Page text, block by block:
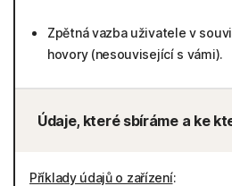
Zpětná vazba uživatele v
hovory (nesouvisející s vámi).
Údaje, které sbíráme a ke
Příklady údajů o zařízení: